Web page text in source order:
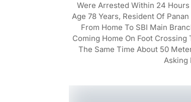
Were Arrested Within 24 Hours
Age 78 Years, Resident Of
From Home To SBI Main
Coming Home On Foot
The Same Time About 50
Asking